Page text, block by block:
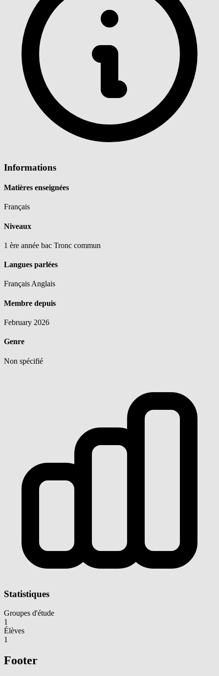
Informations
Matières enseignées
Français
Niveaux
1 ère année bac Tronc commun
Langues parlées
FrançaisAnglais
Membre depuis
February 2026
Genre
Non spécifié
Statistiques
Groupes d'étude
1
Élèves
1
Footer